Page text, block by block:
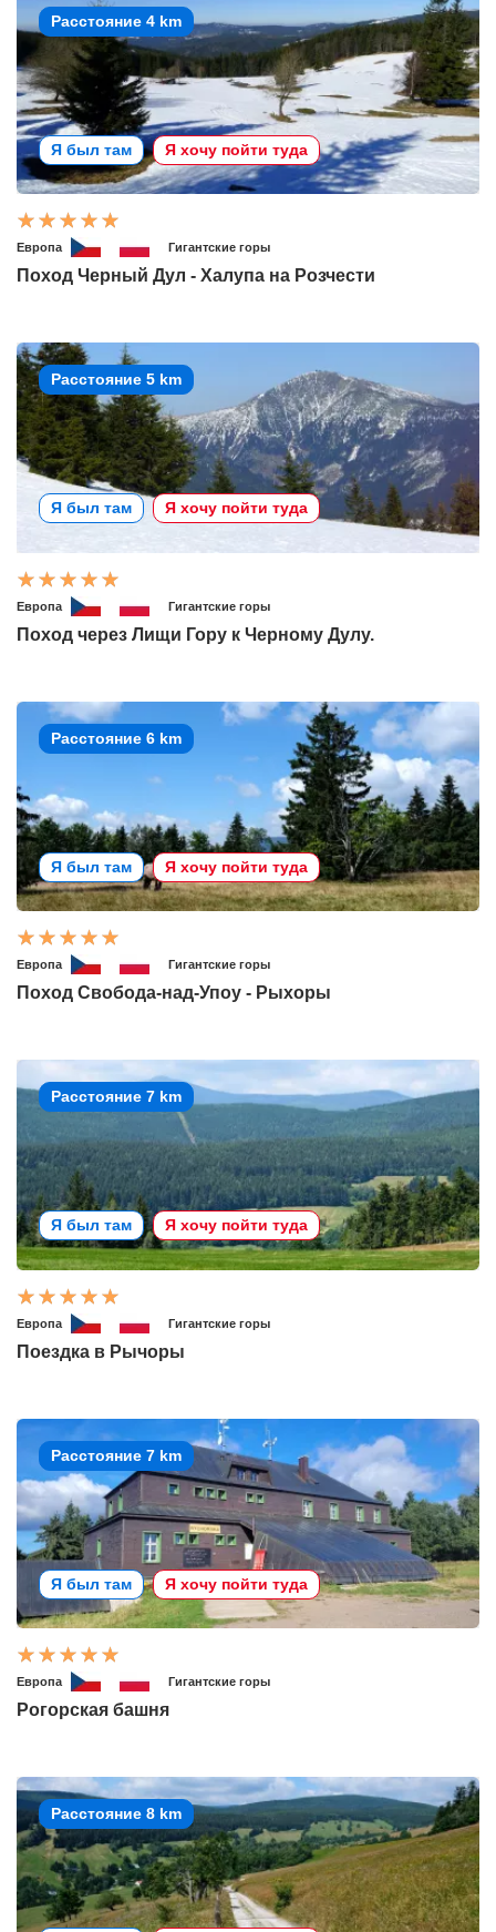
Расстояние 4 km
Я был там Я хочу пойти туда
Европа Гигантские горы
Поход Черный Дул - Халупа на Розчести
Расстояние 5 km
Я был там Я хочу пойти туда
Европа Гигантские горы
Поход через Лищи Гору к Черному Дулу.
Расстояние 6 km
Я был там Я хочу пойти туда
Европа Гигантские горы
Поход Свобода-над-Упоу - Рыхоры
Расстояние 7 km
Я был там Я хочу пойти туда
Европа Гигантские горы
Поездка в Рычоры
Расстояние 7 km
Я был там Я хочу пойти туда
Европа Гигантские горы
Рогорская башня
Расстояние 8 km